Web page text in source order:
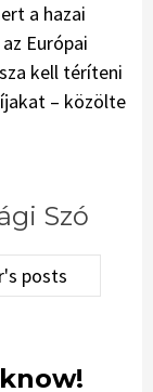
a hazai
Európai
kell téríteni
– közölte
Szó
posts